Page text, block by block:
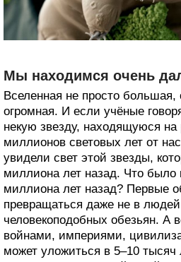
Мы находимся очень
Вселенная не просто большая,
огромная. И если учёные
некую звезду, находящуюся на
миллионов световых лет от
увидели свет этой звезды,
миллиона лет назад. Что было
миллиона лет назад? Первые
превращаться даже не в
человекоподобных обезьян. А
войнами, империями,
может уложиться в 5–10 тысяч